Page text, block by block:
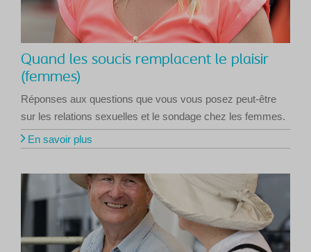
Quand les soucis remplacent le plaisir
(femmes)
Réponses aux questions que vous vous posez peut-être
sur les relations sexuelles et le sondage chez les femmes.
En savoir plus